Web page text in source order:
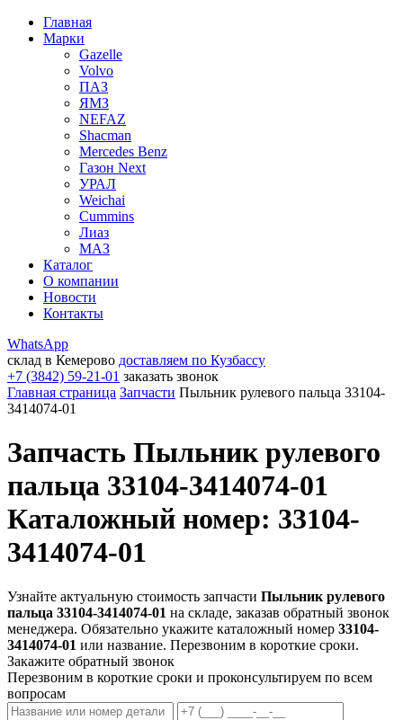
Главная
Марки
Gazelle
Volvo
ПАЗ
ЯМЗ
NEFAZ
Shacman
Mercedes Benz
Газон Next
УРАЛ
Weichai
Cummins
Лиаз
МАЗ
Каталог
О компании
Новости
Контакты
WhatsApp
склад в Кемерово доставляем по Кузбассу
+7 (3842) 59-21-01 заказать звонок
Главная страница Запчасти Пыльник рулевого пальца 33104-
3414074-01
Запчасть Пыльник рулевого
пальца 33104-3414074-01
Каталожный номер: 33104-
3414074-01
Узнайте актуальную стоимость запчасти Пыльник рулевого
пальца 33104-3414074-01 на складе, заказав обратный звонок
менеджера. Обязательно укажите каталожный номер 33104-
3414074-01 или название. Перезвоним в короткие сроки.
Закажите обратный звонок
Перезвоним в короткие сроки и проконсультируем по всем
вопросам